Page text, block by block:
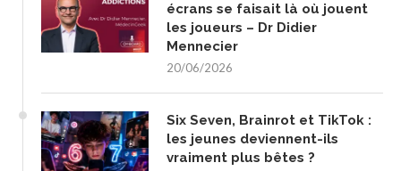
écrans se faisait là où jouent
les joueurs – Dr Didier
Mennecier
20/06/2026
Six Seven, Brainrot et TikTok :
les jeunes deviennent-ils
vraiment plus bêtes ?